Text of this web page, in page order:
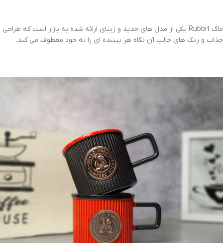
ماگ Rubbit یکی از مدل های جدید و زیبای ارائه شده به بازار است که طراحی
جذاب و رنگ های جالب آن نگاه هر بیننده ای را به خود معطوف می کند.